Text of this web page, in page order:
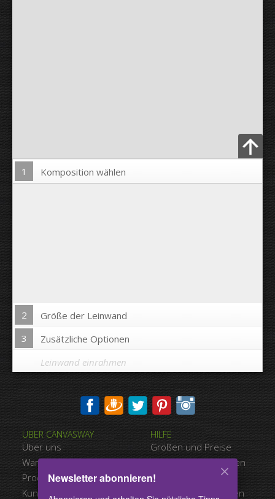
Bild hochladen
1 Komposition wählen
2
Größe der Leinwand
3
Zusätzliche Optionen
Bild auf Leinwandkanten drucken:
Nein
Leinwand einrahmen
ÜBER CANVASWAY
Über uns
Warum Canvasway.com
Produktqualität
Kundenreferenzen
HILFE
Größen und Preise
Zahlungsmöglichkeiten
Versandart
Nutzungsbedingungen
Newsletter abonnieren!